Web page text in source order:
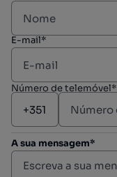
E-mail*
Número de telemóvel*
A sua mensagem*